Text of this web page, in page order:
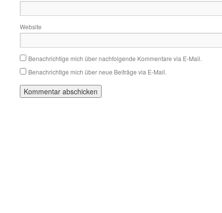
Website
Benachrichtige mich über nachfolgende Kommentare via E-Mail.
Benachrichtige mich über neue Beiträge via E-Mail.